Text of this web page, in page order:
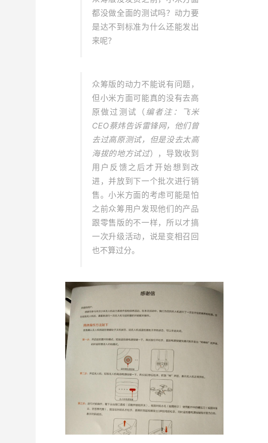
都没做全面的测试吗？动力要
是达不到标准为什么还能发出
来呢？
众筹版的动力不能说有问题，
但小米方面可能真的没有去高
原做过测试（ 编者注：飞米
CEO蔡炜告诉雷锋网，他们曾
去过高原测试，但是没去太高
海拔的地方试过），导致收到
用户反馈之后才开始想到改
进，并放到下一个批次进行销
售。小米方面的考虑可能是怕
之前众筹用户发现他们的产品
跟零售版的不一样，所以才搞
一次升级活动，说是变相召回
也不算过分。